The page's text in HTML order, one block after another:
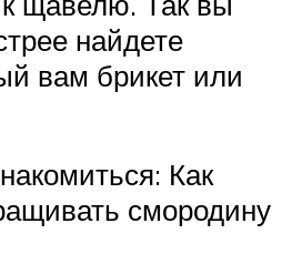
найдете
вам брикет или
Как
смородину